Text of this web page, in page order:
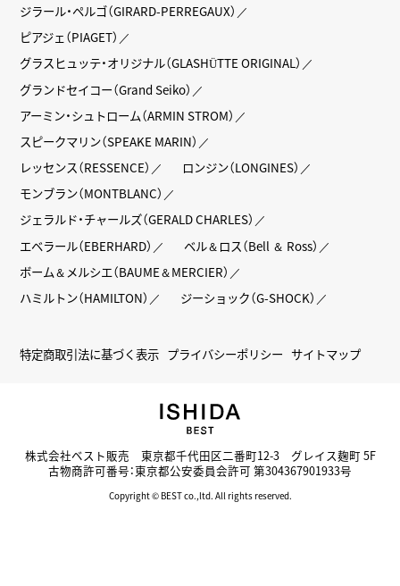
ジラール・ペルゴ（GIRARD-PERREGAUX）
ピアジェ（PIAGET）
グラスヒュッテ・オリジナル（GLASHÜTTE ORIGINAL）
グランドセイコー（Grand Seiko）
アーミン・シュトローム（ARMIN STROM）
スピークマリン（SPEAKE MARIN）
レッセンス（RESSENCE）
ロンジン（LONGINES）
モンブラン（MONTBLANC）
ジェラルド・チャールズ（GERALD CHARLES）
エベラール（EBERHARD）
ベル＆ロス（Bell ＆ Ross）
ボーム＆メルシエ（BAUME＆MERCIER）
ハミルトン（HAMILTON）
ジーショック（G-SHOCK）
特定商取引法に基づく表示 プライバシーポリシー サイトマップ
株式会社ベスト販売 東京都千代田区二番町12-3 グレイス麹町 5F
古物商許可番号：東京都公安委員会許可 第304367901933号
Copyright © BEST co.,ltd. All rights reserved.